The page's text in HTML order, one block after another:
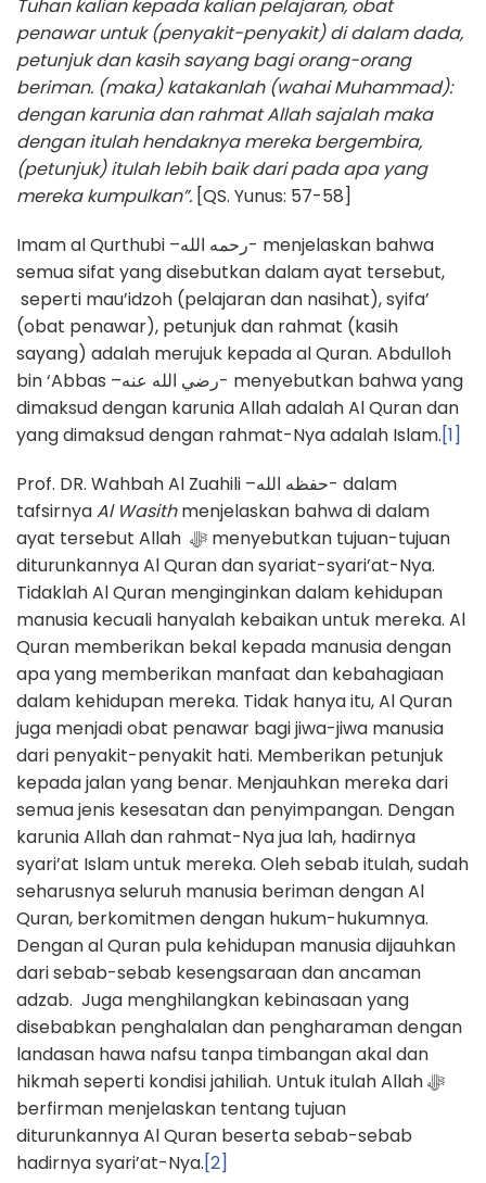
Tuhan kalian kepada kalian pelajaran, obat
penawar untuk (penyakit-penyakit) di dalam dada,
petunjuk dan kasih sayang bagi orang-orang
beriman. (maka) katakanlah (wahai Muhammad):
dengan karunia dan rahmat Allah sajalah maka
dengan itulah hendaknya mereka bergembira,
(petunjuk) itulah lebih baik dari pada apa yang
mereka kumpulkan”. [QS. Yunus: 57-58]
Imam al Qurthubi –رحمه الله- menjelaskan bahwa
semua sifat yang disebutkan dalam ayat tersebut,
seperti mau’idzoh (pelajaran dan nasihat), syifa’
(obat penawar), petunjuk dan rahmat (kasih
sayang) adalah merujuk kepada al Quran. Abdulloh
bin ‘Abbas –رضي الله عنه- menyebutkan bahwa yang
dimaksud dengan karunia Allah adalah Al Quran dan
yang dimaksud dengan rahmat-Nya adalah Islam.[1]
Prof. DR. Wahbah Al Zuahili –حفظه الله- dalam
tafsirnyaAl Wasithmenjelaskan bahwa di dalam
ayat tersebut Allah ﷻ menyebutkan tujuan-tujuan
diturunkannya Al Quran dan syariat-syari’at-Nya.
Tidaklah Al Quran menginginkan dalam kehidupan
manusia kecuali hanyalah kebaikan untuk mereka. Al
Quran memberikan bekal kepada manusia dengan
apa yang memberikan manfaat dan kebahagiaan
dalam kehidupan mereka. Tidak hanya itu, Al Quran
juga menjadi obat penawar bagi jiwa-jiwa manusia
dari penyakit-penyakit hati. Memberikan petunjuk
kepada jalan yang benar. Menjauhkan mereka dari
semua jenis kesesatan dan penyimpangan. Dengan
karunia Allah dan rahmat-Nya jua lah, hadirnya
syari’at Islam untuk mereka. Oleh sebab itulah, sudah
seharusnya seluruh manusia beriman dengan Al
Quran, berkomitmen dengan hukum-hukumnya.
Dengan al Quran pula kehidupan manusia dijauhkan
dari sebab-sebab kesengsaraan dan ancaman
adzab. Juga menghilangkan kebinasaan yang
disebabkan penghalalan dan pengharaman dengan
landasan hawa nafsu tanpa timbangan akal dan
hikmah seperti kondisi jahiliah. Untuk itulah Allah ﷻ
berfirman menjelaskan tentang tujuan
diturunkannya Al Quran beserta sebab-sebab
hadirnya syari’at-Nya.[2]